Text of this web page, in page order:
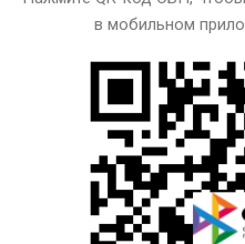
в мобильном